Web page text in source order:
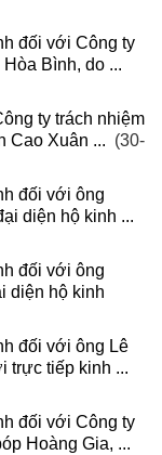
đối với Công ty
Bình, do ...
ty trách nhiệm
Cao Xuân ... (30-
đối với ông
diện hộ kinh ...
đối với ông
diện hộ kinh
đối với ông Lê
trực tiếp kinh ...
đối với Công ty
Hoàng Gia, ...